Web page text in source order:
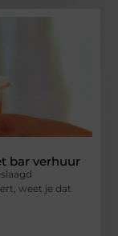
bar verhuur
weet je dat